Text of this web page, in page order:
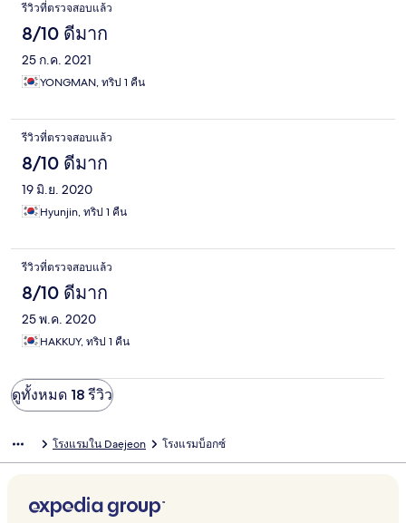
รีวิวที่ตรวจสอบแล้ว
8/10 ดีมาก
25 ก.ค. 2021
YONGMAN, ทริป 1 คืน
รีวิวที่ตรวจสอบแล้ว
8/10 ดีมาก
19 มิ.ย. 2020
Hyunjin, ทริป 1 คืน
รีวิวที่ตรวจสอบแล้ว
8/10 ดีมาก
25 พ.ค. 2020
HAKKUY, ทริป 1 คืน
ดูทั้งหมด 18 รีวิว
โรงแรมใน Daejeon โรงแรมบ็อกซ์